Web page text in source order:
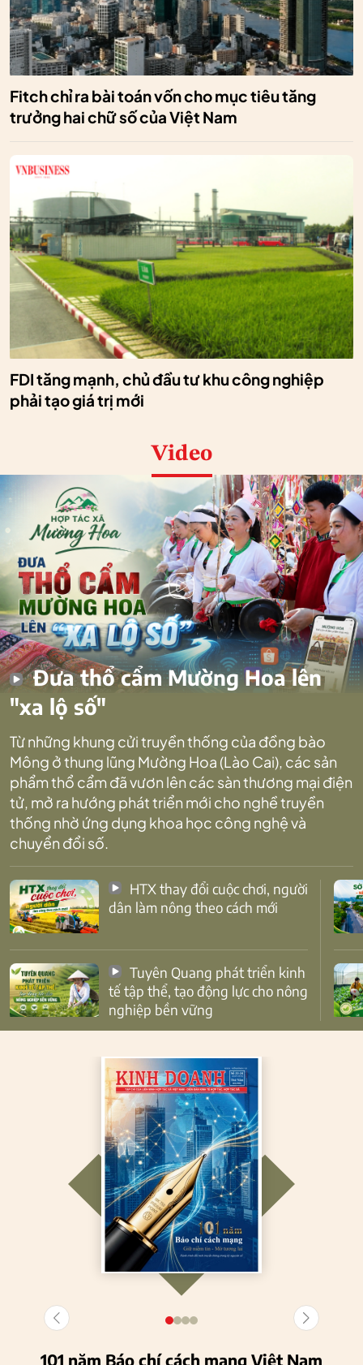
Fitch chỉ ra bài toán vốn cho mục tiêu tăng
trưởng hai chữ số của Việt Nam
FDI tăng mạnh, chủ đầu tư khu công nghiệp
phải tạo giá trị mới
Video
Đưa thổ cẩm Mường Hoa lên
"xa lộ số"
Từ những khung cửi truyền thống của đồng bào
Mông ở thung lũng Mường Hoa (Lào Cai), các sản
phẩm thổ cẩm đã vươn lên các sàn thương mại điện
tử, mở ra hướng phát triển mới cho nghề truyền
thống nhờ ứng dụng khoa học công nghệ và
chuyển đổi số.
dân làm nông theo cách mới
tế tập thể, tạo động lực cho nông
nghiệp bền vững
101 năm Báo chí cách mạng Việt Nam